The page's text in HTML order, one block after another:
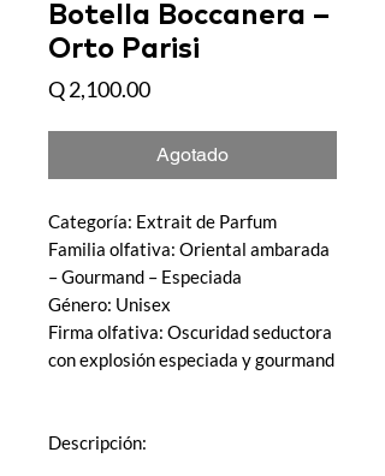
Botella Boccanera –
Orto Parisi
Q 2,100.00Precio
Agotado
Categoría: Extrait de Parfum
Familia olfativa: Oriental ambarada
– Gourmand – Especiada
Género: Unisex
Firma olfativa: Oscuridad seductora
con explosión especiada y gourmand
Descripción: